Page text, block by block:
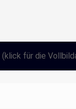
(klick für die